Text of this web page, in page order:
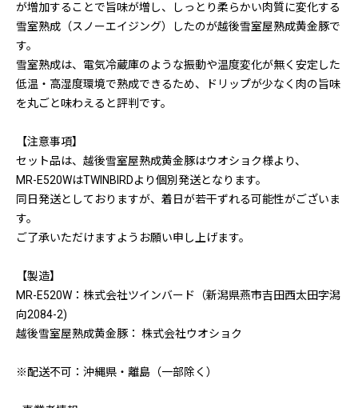
が増加することで旨味が増し、しっとり柔らかい肉質に変化する
雪室熟成（スノーエイジング）したのが越後雪室屋熟成黄金豚で
す。
雪室熟成は、電気冷蔵庫のような振動や温度変化が無く安定した
低温・高湿度環境で熟成できるため、ドリップが少なく肉の旨味
を丸ごと味わえると評判です。
【注意事項】
セット品は、越後雪室屋熟成黄金豚はウオショク様より、
MR-E520WはTWINBIRDより個別発送となります。
同日発送としておりますが、着日が若干ずれる可能性がございま
す。
ご了承いただけますようお願い申し上げます。
【製造】
MR-E520W：株式会社ツインバード（新潟県燕市吉田西太田字潟
向2084-2)
越後雪室屋熟成黄金豚： 株式会社ウオショク
※配送不可：沖縄県・離島（一部除く）